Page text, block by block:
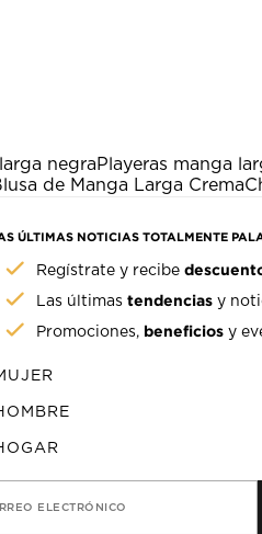
negraPlayeras manga
de Manga Larga Crema
ÚLTIMAS NOTICIAS TOTALMENTE
Regístrate y recibe
Las últimastendencias y
Promociones, beneficios y
ELECTRÓNICO